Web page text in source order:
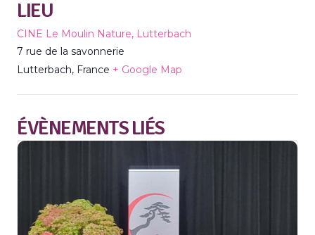
LIEU
CINE Le Moulin Nature, Lutterbach
7 rue de la savonnerie
Lutterbach, France + Google Map
ÉVÈNEMENTS LIÉS